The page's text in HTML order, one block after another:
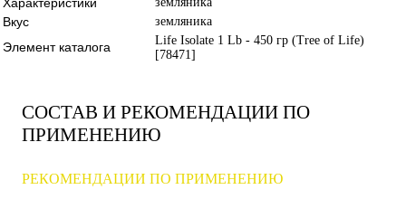
Вкус земляника
Элемент каталога
Life Isolate 1 Lb - 450 гр (Tree of Life)
[78471]
СОСТАВ И РЕКОМЕНДАЦИИ ПО
ПРИМЕНЕНИЮ
РЕКОМЕНДАЦИИ ПО ПРИМЕНЕНИЮ